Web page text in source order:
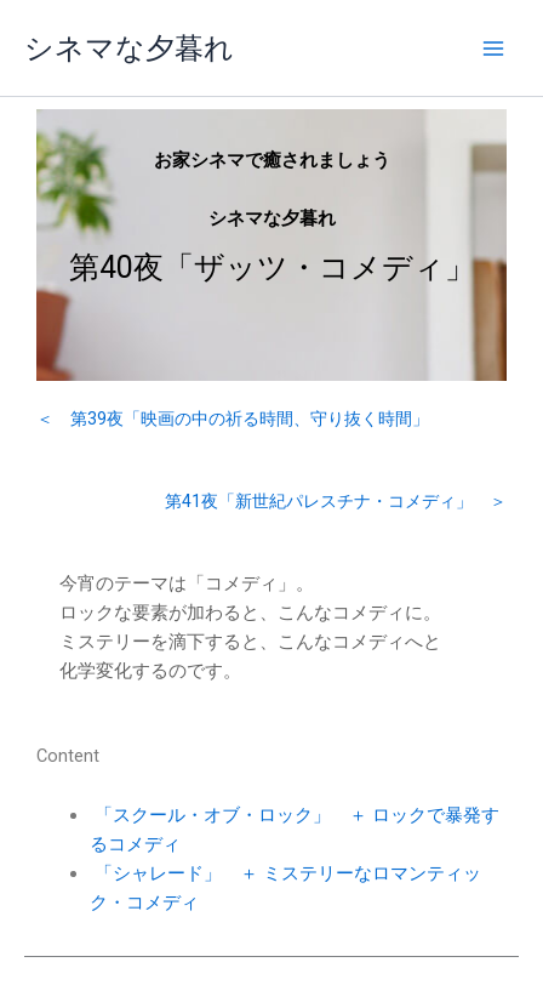
ス
シネマな夕暮れ
お家シネマで癒されましょう
シネマな夕暮れ
第40夜「ザッツ・コメディ」
＜ 第39夜「映画の中の祈る時間、守り抜く時間」
第41夜「新世紀パレスチナ・コメディ」 ＞
今宵のテーマは「コメディ」。
ロックな要素が加わると、こんなコメディに。
ミステリーを滴下すると、こんなコメディへと
化学変化するのです。
Content
「スクール・オブ・ロック」 ＋ ロックで暴発す
るコメディ
「シャレード」 ＋ ミステリーなロマンティッ
ク・コメディ